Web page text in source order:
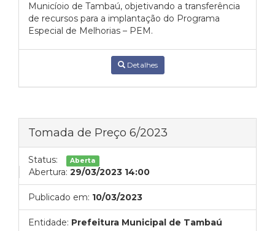
Municíoio de Tambaú, objetivando a transferência
de recursos para a implantação do Programa
Especial de Melhorias – PEM.
Detalhes
Tomada de Preço 6/2023
Status: Aberta
Abertura: 29/03/2023 14:00
Publicado em: 10/03/2023
Entidade: Prefeitura Municipal de Tambaú